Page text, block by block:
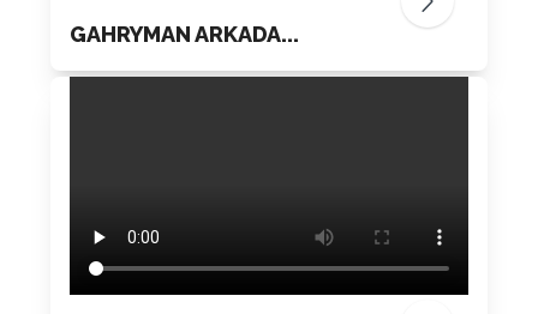
GAHRYMAN ARKADA...